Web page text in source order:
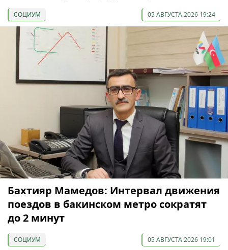
СОЦИУМ 05 АВГУСТА 2026 19:24
Бахтияр Мамедов: Интервал движения
поездов в бакинском метро сократят
до 2 минут
СОЦИУМ 05 АВГУСТА 2026 19:01